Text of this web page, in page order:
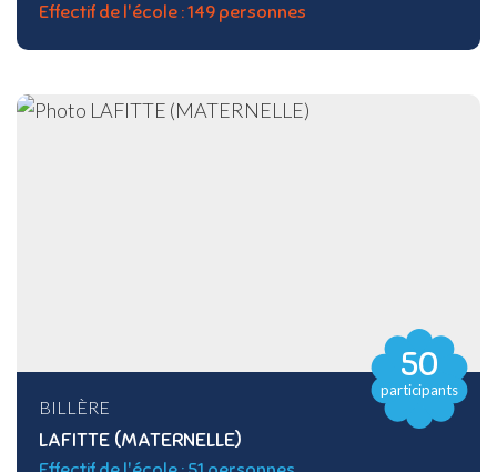
Effectif de l'école : 149 personnes
50
participants
BILLÈRE
LAFITTE (MATERNELLE)